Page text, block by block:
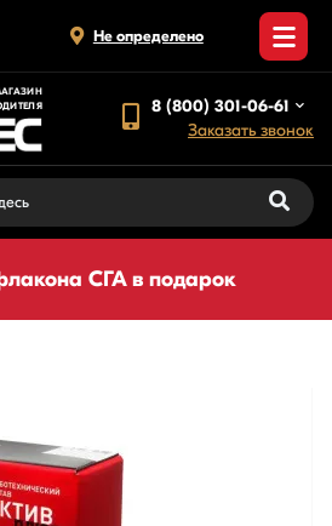
Не определено
8 (800) 301-06-61
Заказать звонок
СГА в подарок